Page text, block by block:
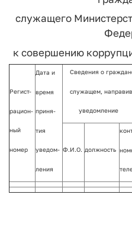
служащего
к совершению
Регист-
рацион-
ный
номер
Дата и
время
приня-
тия
уведом-
ления
Сведения о
служащем,
уведомление
Ф.И.О. должность